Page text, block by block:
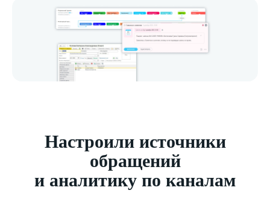
Настроили источники
обращений
и аналитику по каналам